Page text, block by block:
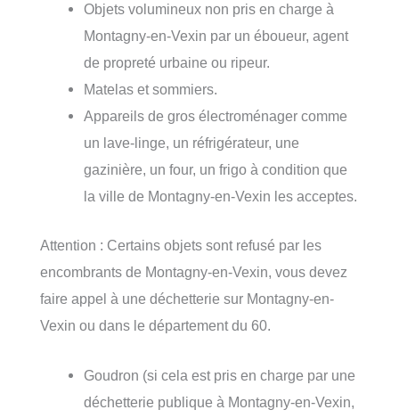
Objets volumineux non pris en charge à
Montagny-en-Vexin par un éboueur, agent
de propreté urbaine ou ripeur.
Matelas et sommiers.
Appareils de gros électroménager comme
un lave-linge, un réfrigérateur, une
gazinière, un four, un frigo à condition que
la ville de Montagny-en-Vexin les acceptes.
Attention : Certains objets sont refusé par les
encombrants de Montagny-en-Vexin, vous devez
faire appel à une déchetterie sur Montagny-en-
Vexin ou dans le département du 60.
Goudron (si cela est pris en charge par une
déchetterie publique à Montagny-en-Vexin,